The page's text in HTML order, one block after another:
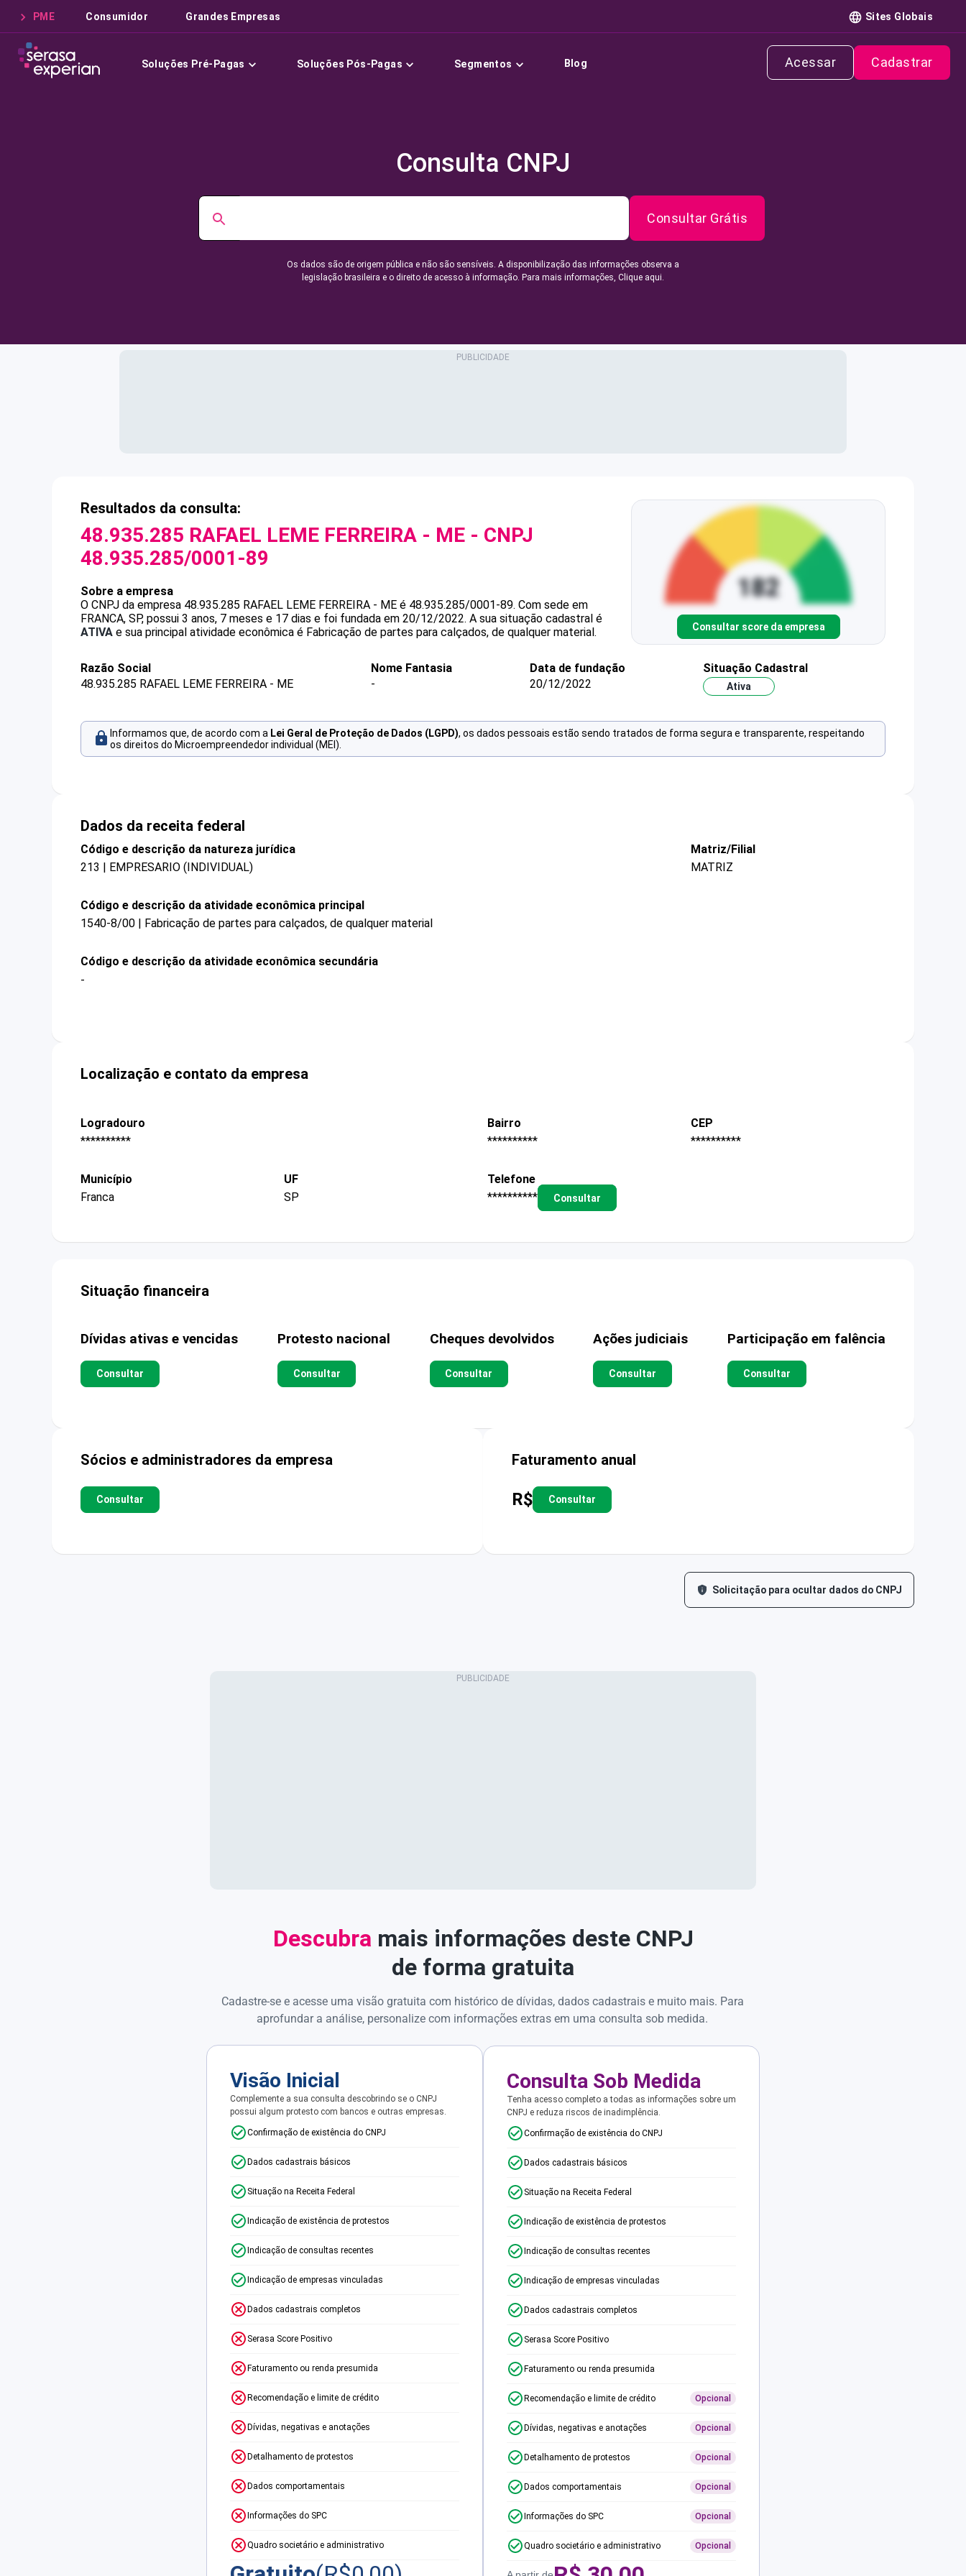
PME Consumidor Grandes Empresas Sites Globais
Soluções Pré-Pagas Soluções Pós-Pagas Segmentos Blog Acessar Cadastrar
Consulta CNPJ
Consultar Grátis
Os dados são de origem pública e não são sensíveis. A disponibilização das informações observa a
legislação brasileira e o direito de acesso à informação. Para mais informações, Clique aqui.
Resultados da consulta:
48.935.285 RAFAEL LEME FERREIRA - ME - CNPJ
48.935.285/0001-89
Sobre a empresa
O CNPJ da empresa 48.935.285 RAFAEL LEME FERREIRA - ME é 48.935.285/0001-89. Com sede em
FRANCA, SP, possui 3 anos, 7 meses e 17 dias e foi fundada em 20/12/2022. A sua situação cadastral é
ATIVA e sua principal atividade econômica é Fabricação de partes para calçados, de qualquer material. Consultar score da empresa
Razão Social
48.935.285 RAFAEL LEME FERREIRA - ME
Nome Fantasia
-
Data de fundação
20/12/2022
Situação Cadastral
Ativa
Informamos que, de acordo com a Lei Geral de Proteção de Dados (LGPD), os dados pessoais estão sendo tratados de forma segura e transparente, respeitando
os direitos do Microempreendedor individual (MEI).
Dados da receita federal
Código e descrição da natureza jurídica
213 | EMPRESARIO (INDIVIDUAL)
Matriz/Filial
MATRIZ
Código e descrição da atividade econômica principal
1540-8/00 | Fabricação de partes para calçados, de qualquer material
Código e descrição da atividade econômica secundária
-
Localização e contato da empresa
Logradouro
**********
Bairro
**********
CEP
**********
Município
Franca
UF
SP
Telefone
**********
Consultar
Situação financeira
Dívidas ativas e vencidas
Consultar
Protesto nacional
Consultar
Cheques devolvidos
Consultar
Ações judiciais
Consultar
Participação em falência
Consultar
Sócios e administradores da empresa
Consultar
Faturamento anual
R$ Consultar
Solicitação para ocultar dados do CNPJ
Descubra mais informações deste CNPJ
de forma gratuita
Cadastre-se e acesse uma visão gratuita com histórico de dívidas, dados cadastrais e muito mais. Para
aprofundar a análise, personalize com informações extras em uma consulta sob medida.
Visão Inicial
Complemente a sua consulta descobrindo se o CNPJ
possui algum protesto com bancos e outras empresas.
Confirmação de existência do CNPJ
Dados cadastrais básicos
Situação na Receita Federal
Indicação de existência de protestos
Indicação de consultas recentes
Indicação de empresas vinculadas
Dados cadastrais completos
Serasa Score Positivo
Faturamento ou renda presumida
Recomendação e limite de crédito
Dívidas, negativas e anotações
Detalhamento de protestos
Dados comportamentais
Informações do SPC
Quadro societário e administrativo
Consulta Sob Medida
Tenha acesso completo a todas as informações sobre um
CNPJ e reduza riscos de inadimplência.
Confirmação de existência do CNPJ
Dados cadastrais básicos
Situação na Receita Federal
Indicação de existência de protestos
Indicação de consultas recentes
Indicação de empresas vinculadas
Dados cadastrais completos
Serasa Score Positivo
Faturamento ou renda presumida
Recomendação e limite de crédito Opcional
Dívidas, negativas e anotações Opcional
Detalhamento de protestos Opcional
Dados comportamentais Opcional
Informações do SPC Opcional
Quadro societário e administrativo Opcional